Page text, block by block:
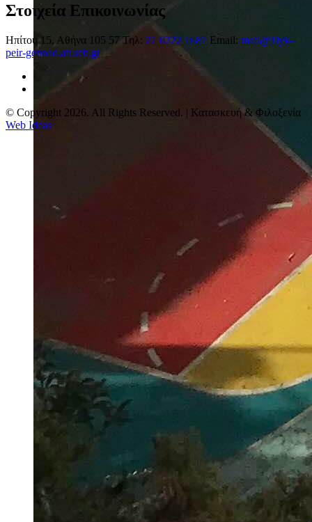
Στοιχεία Επικοινωνίας
Ηπίτου 15, Αθήνα 105 57 Τηλ: 21 0322 1687 Email: mail@1lyk-
peir-gennad.att.sch.gr
© Copyright 2026. All Rights Reserved. | Κατασκευή & Φιλοξενία
Web Ideas